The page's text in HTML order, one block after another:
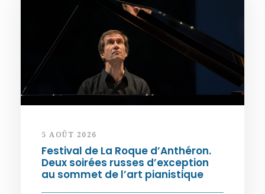
5 AOÛT 2026
Festival de La Roque d’Anthéron.
Deux soirées russes d’exception
au sommet de l’art pianistique